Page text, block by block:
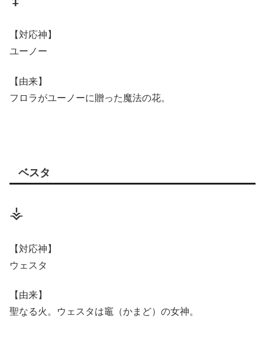
【対応神】
ユーノー
【由来】
フロラがユーノーに贈った魔法の花。
ベスタ
⚶
【対応神】
ウェスタ
【由来】
聖なる火。ウェスタは竈（かまど）の女神。